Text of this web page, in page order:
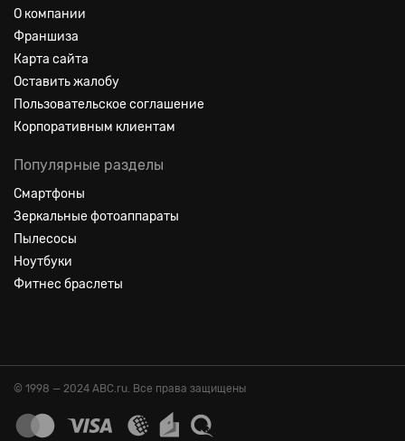
О компании
Франшиза
Карта сайта
Оставить жалобу
Пользовательское соглашение
Корпоративным клиентам
Популярные разделы
Смартфоны
Зеркальные фотоаппараты
Пылесосы
Ноутбуки
Фитнес браслеты
© 1998 — 2024 ABC.ru. Все права защищены